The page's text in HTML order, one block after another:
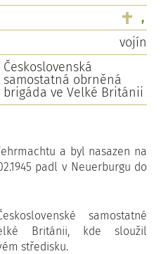
,
vojín
Československá
samostatná obrněná
brigáda ve Velké Británii
a byl nasazen na
padl v Neuerburgu do
samostatné
Británii, kde sloužil
středisku.